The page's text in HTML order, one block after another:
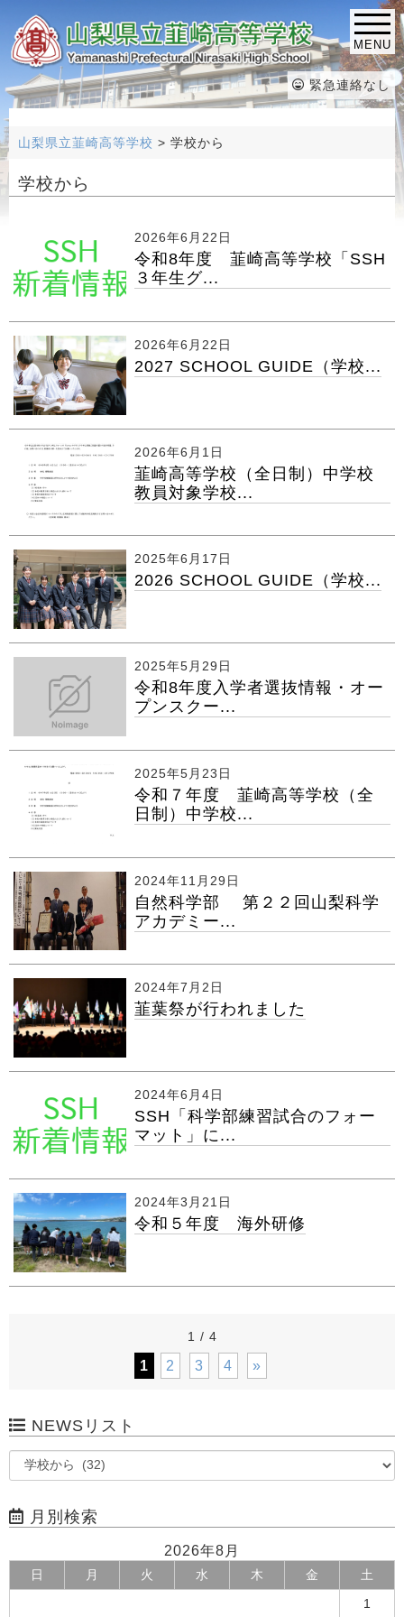
MENU
緊急連絡なし
山梨県立韮崎高等学校 > 学校から
学校から
2026年6月22日
令和8年度 韮崎高等学校「SSH
３年生グ...
2026年6月22日
2027 SCHOOL GUIDE（学校...
2026年6月1日
韮崎高等学校（全日制）中学校
教員対象学校...
2025年6月17日
2026 SCHOOL GUIDE（学校...
2025年5月29日
令和8年度入学者選抜情報・オー
プンスクー...
2025年5月23日
令和７年度 韮崎高等学校（全
日制）中学校...
2024年11月29日
自然科学部 第２２回山梨科学
アカデミー...
2024年7月2日
韮葉祭が行われました
2024年6月4日
SSH「科学部練習試合のフォー
マット」に...
2024年3月21日
令和５年度 海外研修
1 / 4
1 2 3 4 »
NEWSリスト
月別検索
2026年8月
日 月 火 水 木 金 土
1